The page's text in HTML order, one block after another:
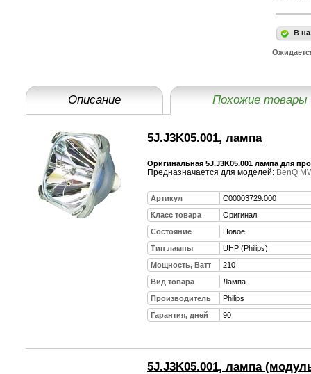
В
Описание Похожие товары
5J.J3K05.001, лампа
Оригинальная 5J.J3K05.001 лампа для
Предназначается для моделей: BenQ
Артикул
C00003729.000
Класс товара
Оригинал
Состояние
Новое
Тип лампы
UHP (Philips)
Мощность, Ватт
210
Вид товара
Лампа
Производитель
Philips
Гарантия, дней
90
5J.J3K05.001, лампа